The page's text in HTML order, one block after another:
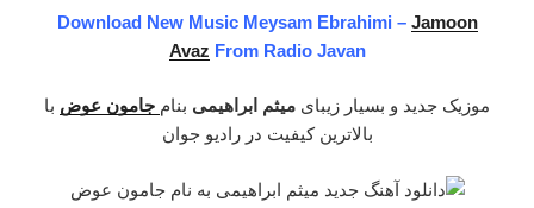
Download New Music Meysam Ebrahimi – Jamoon
Avaz From Radio Javan
موزیک جدید و بسیار زیبای میثم ابراهیمی بنام جامون عوض با
بالاترین کیفیت در رادیو جوان